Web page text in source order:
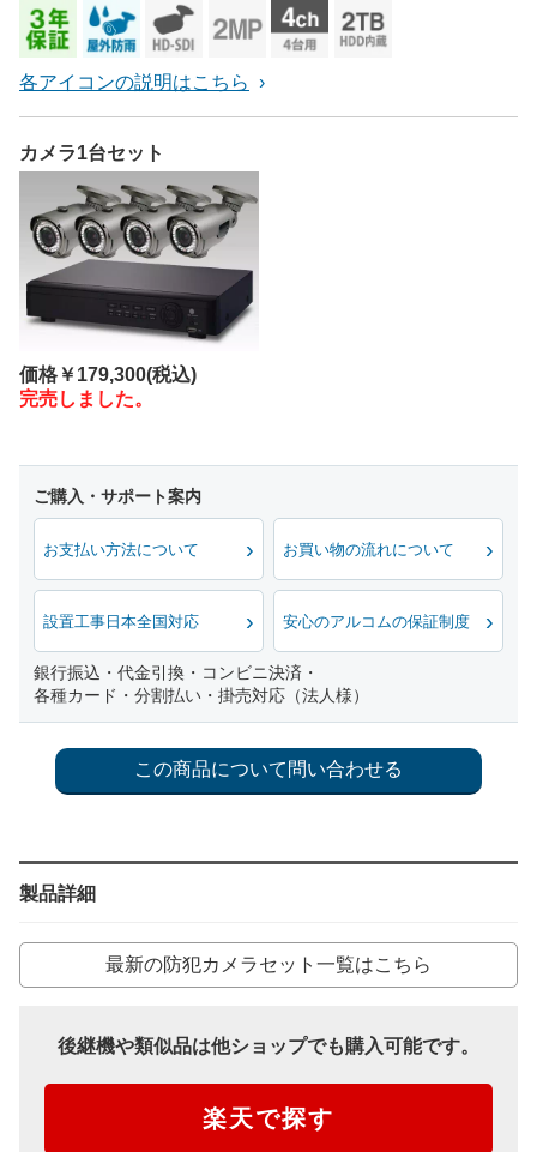
各アイコンの説明はこちら
カメラ1台セット
価格￥179,300(税込)
完売しました。
お支払い方法について お買い物の流れについて
設置工事日本全国対応 安心のアルコムの保証制度
銀行振込・代金引換・コンビニ決済・
各種カード・分割払い・掛売対応（法人様）
製品詳細
最新の防犯カメラセット一覧はこちら
後継機や類似品は他ショップでも購入可能です。
楽天で探す